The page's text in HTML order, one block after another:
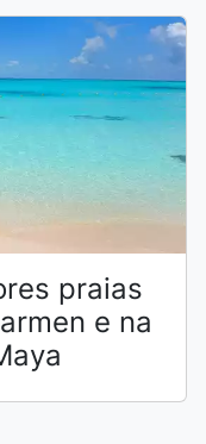
praias
e na